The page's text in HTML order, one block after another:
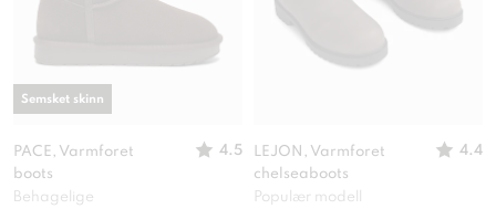
PACE, Varmforet
boots
4.5
Behagelige
Semsket skinn
LEJON, Varmforet
chelseaboots
4.4
Populær modell